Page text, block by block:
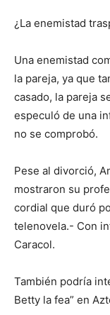
¿La enemistad
Una enemistad
la pareja, ya que
casado, la pareja
especuló de una
no se comprobó.
Pese al divorció,
mostraron su
cordial que duró
telenovela.- Con
Caracol.
También podría
Betty la fea” en